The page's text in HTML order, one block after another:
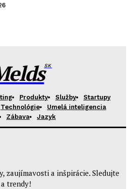
SK
Produkty Služby
Startupy
Technológie
Umelá inteligencia
Zábava
Jazyk
zaujímavosti a inšpirácie. Sledujte
trendy!